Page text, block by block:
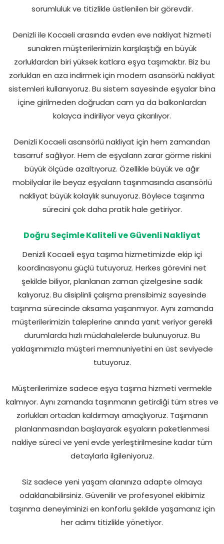
sorumluluk ve titizlikle üstlenilen bir görevdir.
Denizli ile Kocaeli arasında evden eve nakliyat hizmeti
sunakren müşterilerimizin karşılaştığı en büyük
zorluklardan biri yüksek katlara eşya taşımaktır. Biz bu
zorlukları en aza indirmek için modern asansörlü nakliyat
sistemleri kullanıyoruz. Bu sistem sayesinde eşyalar bina
içine girilmeden doğrudan cam ya da balkonlardan
kolayca indiriliyor veya çıkarılıyor.
Denizli Kocaeli asansörlü nakliyat için hem zamandan
tasarruf sağlıyor. Hem de eşyaların zarar görme riskini
büyük ölçüde azaltıyoruz. Özellikle büyük ve ağır
mobilyalar ile beyaz eşyaların taşınmasında asansörlü
nakliyat büyük kolaylık sunuyoruz. Böylece taşınma
sürecini çok daha pratik hale getiriyor.
Doğru Seçimle Kaliteli ve Güvenli Nakliyat
Denizli Kocaeli eşya taşıma hizmetimizde ekip içi
koordinasyonu güçlü tutuyoruz. Herkes görevini net
şekilde biliyor, planlanan zaman çizelgesine sadık
kalıyoruz. Bu disiplinli çalışma prensibimiz sayesinde
taşınma sürecinde aksama yaşanmıyor. Aynı zamanda
müşterilerimizin taleplerine anında yanıt veriyor gerekli
durumlarda hızlı müdahalelerde bulunuyoruz. Bu
yaklaşımımızla müşteri memnuniyetini en üst seviyede
tutuyoruz.
Müşterilerimize sadece eşya taşıma hizmeti vermekle
kalmıyor. Aynı zamanda taşınmanın getirdiği tüm stres ve
zorlukları ortadan kaldırmayı amaçlıyoruz. Taşımanın
planlanmasından başlayarak eşyaların paketlenmesi
nakliye süreci ve yeni evde yerleştirilmesine kadar tüm
detaylarla ilgileniyoruz.
Siz sadece yeni yaşam alanınıza adapte olmaya
odaklanabilirsiniz. Güvenilir ve profesyonel ekibimiz
taşınma deneyiminizi en konforlu şekilde yaşamanız için
her adımı titizlikle yönetiyor.